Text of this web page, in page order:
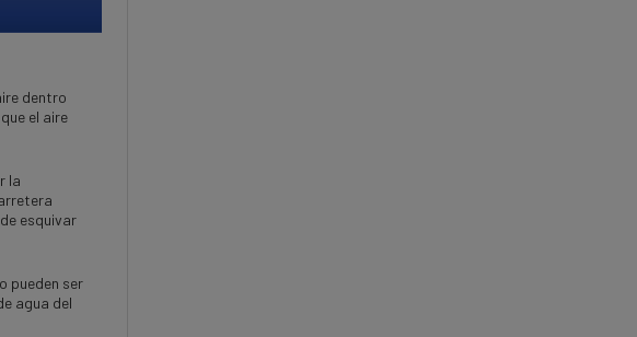
dentro
el aire
la
esquivar
pueden ser
agua del